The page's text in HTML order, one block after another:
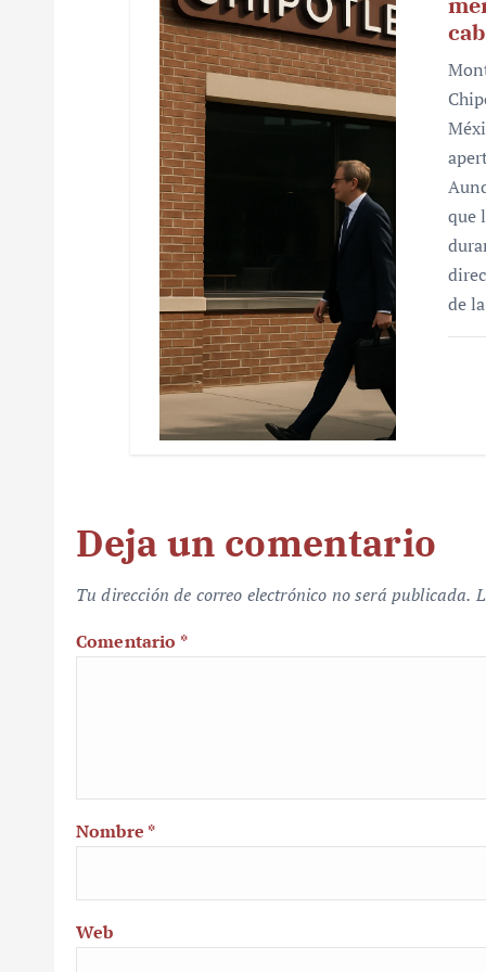
que
de
Deja un comentario
Tu dirección de correo electrónico no será publicada.
Comentario *
Nombre *
Web